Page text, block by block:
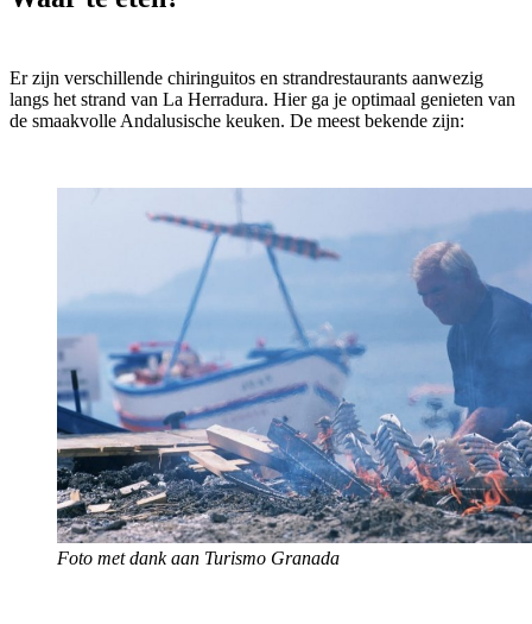
Er zijn verschillende chiringuitos en strandrestaurants aanwezig
langs het strand van La Herradura. Hier ga je optimaal genieten van
de smaakvolle Andalusische keuken. De meest bekende zijn:
Foto met dank aan Turismo Granada